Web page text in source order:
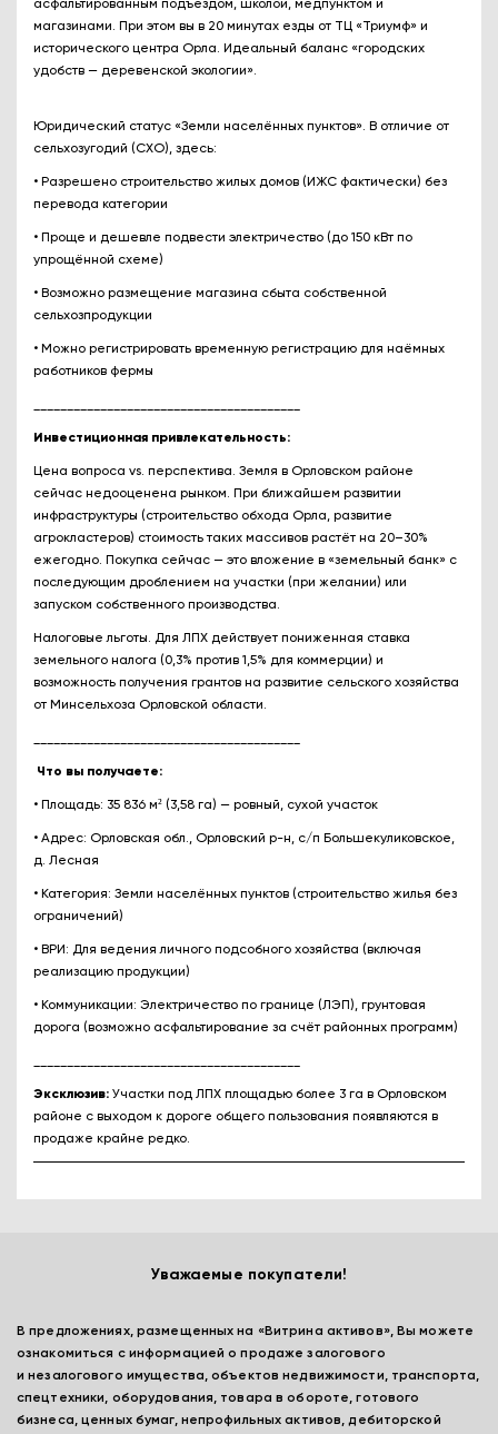
асфальтированным подъездом, школой, медпунктом и
магазинами. При этом вы в 20 минутах езды от ТЦ «Триумф» и
исторического центра Орла. Идеальный баланс «городских
удобств — деревенской экологии».
Юридический статус «Земли населённых пунктов». В отличие от
сельхозугодий (СХО), здесь:
• Разрешено строительство жилых домов (ИЖС фактически) без
перевода категории
• Проще и дешевле подвести электричество (до 150 кВт по
упрощённой схеме)
• Возможно размещение магазина сбыта собственной
сельхозпродукции
• Можно регистрировать временную регистрацию для наёмных
работников фермы
Инвестиционная привлекательность:
Цена вопроса vs. перспектива. Земля в Орловском районе
сейчас недооценена рынком. При ближайшем развитии
инфраструктуры (строительство обхода Орла, развитие
агрокластеров) стоимость таких массивов растёт на 20–30%
ежегодно. Покупка сейчас — это вложение в «земельный банк» с
последующим дроблением на участки (при желании) или
запуском собственного производства.
Налоговые льготы. Для ЛПХ действует пониженная ставка
земельного налога (0,3% против 1,5% для коммерции) и
возможность получения грантов на развитие сельского хозяйства
от Минсельхоза Орловской области.
Что вы получаете:
• Площадь: 35 836 м² (3,58 га) — ровный, сухой участок
• Адрес: Орловская обл., Орловский р-н, с/п Большекуликовское,
д. Лесная
• Категория: Земли населённых пунктов (строительство жилья без
ограничений)
• ВРИ: Для ведения личного подсобного хозяйства (включая
реализацию продукции)
• Коммуникации: Электричество по границе (ЛЭП), грунтовая
дорога (возможно асфальтирование за счёт районных программ)
Эксклюзив: Участки под ЛПХ площадью более 3 га в Орловском
районе с выходом к дороге общего пользования появляются в
продаже крайне редко.
Уважаемые покупатели!
В предложениях, размещенных на «Витрина активов», Вы можете
ознакомиться с информацией о продаже залогового
и незалогового имущества, объектов недвижимости, транспорта,
спецтехники, оборудования, товара в обороте, готового
бизнеса, ценных бумаг, непрофильных активов, дебиторской